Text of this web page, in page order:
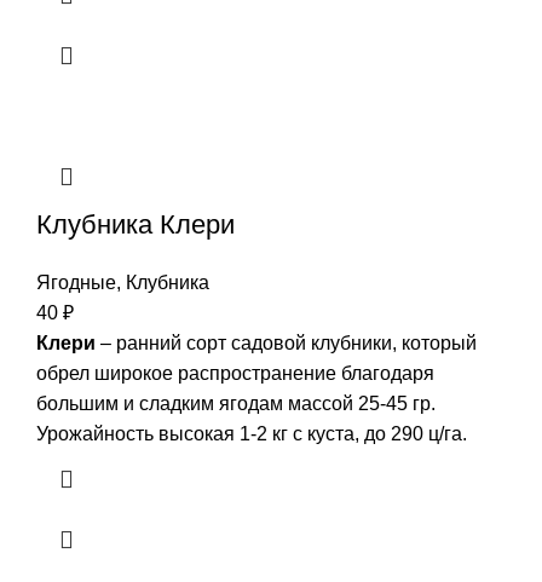
Клубника Клери
Ягодные, Клубника
40 ₽
Клери – ранний сорт садовой клубники, который
обрел широкое распространение благодаря
большим и сладким ягодам массой 25-45 гр.
Урожайность высокая 1-2 кг с куста, до 290 ц/га.